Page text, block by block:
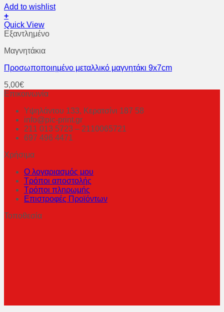
Add to wishlist
+
Quick View
Εξαντλημένο
Μαγνητάκια
Προσωποποιημένο μεταλλικό μαγνητάκι 9x7cm
5,00€
Επικοινωνία
Υψηλάντου 133, Κερατσίνι 187 58
info@pic-print.gr
211 013 5723 – 2110065721
697 496 4471
Χρήσιμα
Ο λογαριασμός μου
Τρόποι αποστολής
Τρόποι πληρωμής
Επιστροφές Προϊόντων
Τοποθεσία